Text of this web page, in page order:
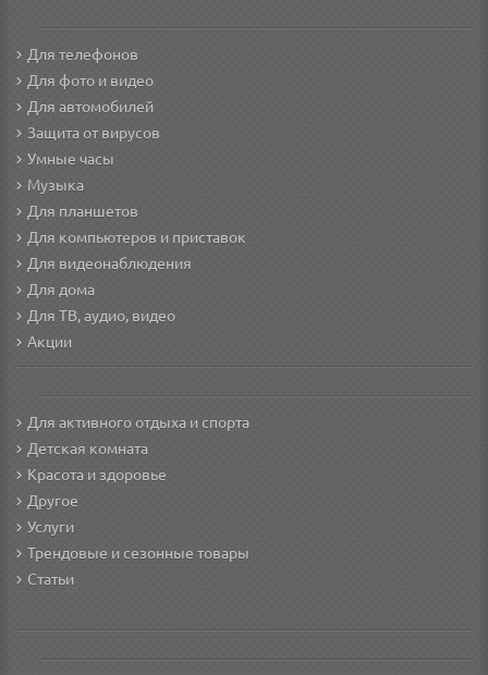
Для телефонов
Для фото и видео
Для автомобилей
Защита от вирусов
Умные часы
Музыка
Для планшетов
Для компьютеров и приставок
Для видеонаблюдения
Для дома
Для ТВ, аудио, видео
Акции
Для активного отдыха и спорта
Детская комната
Красота и здоровье
Другое
Услуги
Трендовые и сезонные товары
Статьи